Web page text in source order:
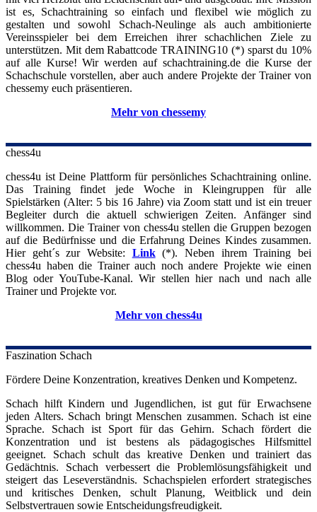
ist es, Schachtraining so einfach und flexibel wie möglich zu
gestalten und sowohl Schach-Neulinge als auch ambitionierte
Vereinsspieler bei dem Erreichen ihrer schachlichen Ziele zu
unterstützen. Mit dem Rabattcode TRAINING10 (*) sparst du 10%
auf alle Kurse! Wir werden auf schachtraining.de die Kurse der
Schachschule vorstellen, aber auch andere Projekte der Trainer von
chessemy euch präsentieren.
Mehr von chessemy
chess4u
chess4u ist Deine Plattform für persönliches Schachtraining online.
Das Training findet jede Woche in Kleingruppen für alle
Spielstärken (Alter: 5 bis 16 Jahre) via Zoom statt und ist ein treuer
Begleiter durch die aktuell schwierigen Zeiten. Anfänger sind
willkommen. Die Trainer von chess4u stellen die Gruppen bezogen
auf die Bedürfnisse und die Erfahrung Deines Kindes zusammen.
Hier geht´s zur Website: Link(*). Neben ihrem Training bei
chess4u haben die Trainer auch noch andere Projekte wie einen
Blog oder YouTube-Kanal. Wir stellen hier nach und nach alle
Trainer und Projekte vor.
Mehr von chess4u
Faszination Schach
Fördere Deine Konzentration, kreatives Denken und Kompetenz.
Schach hilft Kindern und Jugendlichen, ist gut für Erwachsene
jeden Alters. Schach bringt Menschen zusammen. Schach ist eine
Sprache. Schach ist Sport für das Gehirn. Schach fördert die
Konzentration und ist bestens als pädagogisches Hilfsmittel
geeignet. Schach schult das kreative Denken und trainiert das
Gedächtnis. Schach verbessert die Problemlösungsfähigkeit und
steigert das Leseverständnis. Schachspielen erfordert strategisches
und kritisches Denken, schult Planung, Weitblick und dein
Selbstvertrauen sowie Entscheidungsfreudigkeit.